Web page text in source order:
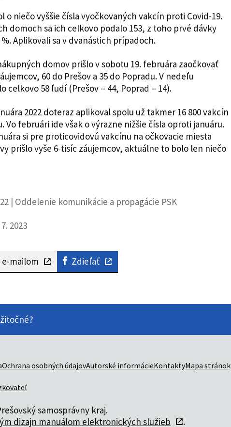
o niečo vyššie čísla vyočkovaných vakcín proti Covid-19.
domoch sa ich celkovo podalo 153, z toho prvé dávky
Aplikovali sa v dvanástich prípadoch.
domov prišlo v sobotu 19. februára zaočkovať
60 do Prešov a 35 do Popradu. V nedeľu
celkovo 58 ľudí (Prešov – 44, Poprad – 14).
2022 doteraz aplikoval spolu už takmer 16 800 vakcín
Vo februári ide však o výrazne nižšie čísla oproti januáru.
si pre proticovidovú vakcínu na očkovacie miesta
prišlo vyše 6-tisíc záujemcov, aktuálne to bolo len niečo
| Oddelenie komunikácie a propagácie PSK
2023
mailom Zdieľať
Ochrana osobných údajovAutorské informácieKontaktyMapa stránok
samosprávny kraj.
dizajn manuálom elektronických služieb .